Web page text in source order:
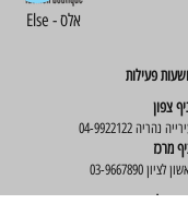
Else - אלס
פעילות
צפון
04-9922122
מרכז
03-9667890
פעילות